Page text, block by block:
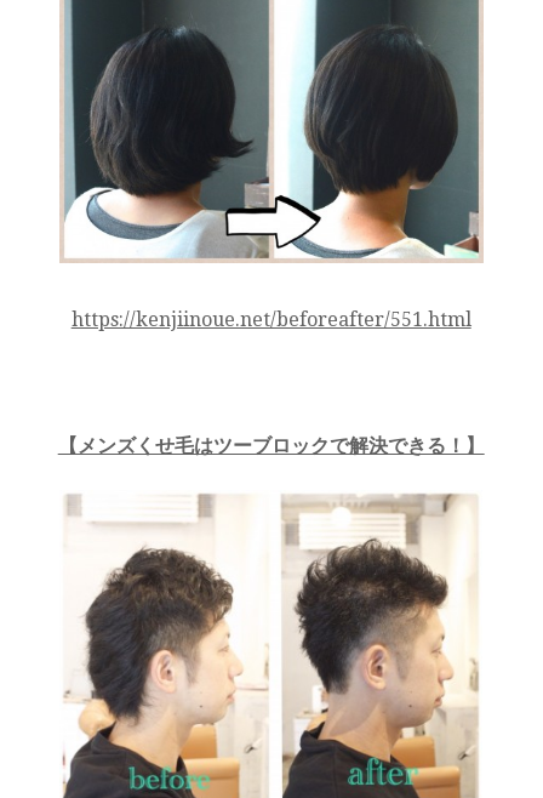
https://kenjiinoue.net/beforeafter/551.html
【メンズくせ毛はツーブロックで解決できる！】